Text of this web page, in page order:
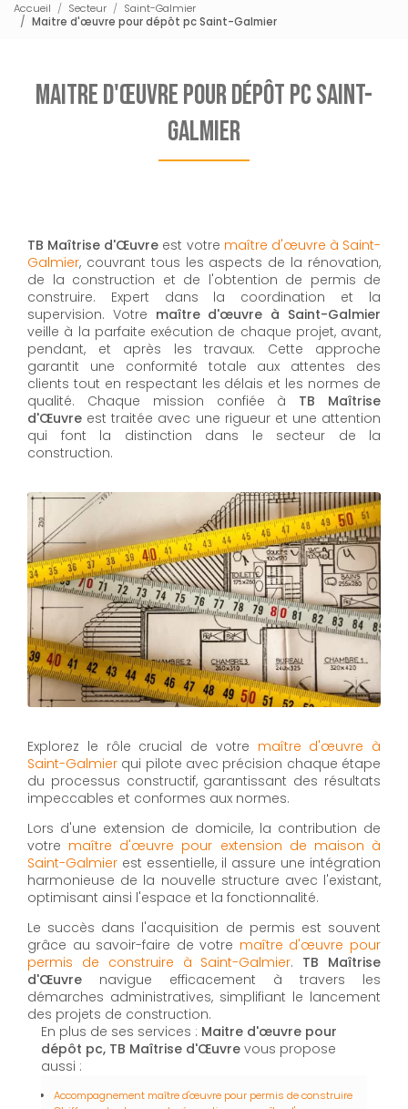
Accueil Secteur
Saint-Galmier
Maitre d'œuvre pour dépôt pc Saint-Galmier
Maitre d'œuvre pour dépôt pc Saint-
Galmier
TB Maîtrise d'Œuvre est votre maître d'œuvre à Saint-
Galmier, couvrant tous les aspects de la rénovation,
de la construction et de l'obtention de permis de
construire. Expert dans la coordination et la
supervision. Votre maître d'œuvre à Saint-Galmier
veille à la parfaite exécution de chaque projet, avant,
pendant, et après les travaux. Cette approche
garantit une conformité totale aux attentes des
clients tout en respectant les délais et les normes de
qualité. Chaque mission confiée à TB Maîtrise
d'Œuvre est traitée avec une rigueur et une attention
qui font la distinction dans le secteur de la
construction.
Explorez le rôle crucial de votre maître d'œuvre à
Saint-Galmier qui pilote avec précision chaque étape
du processus constructif, garantissant des résultats
impeccables et conformes aux normes.
Lors d'une extension de domicile, la contribution de
votre maître d'œuvre pour extension de maison à
Saint-Galmier est essentielle, il assure une intégration
harmonieuse de la nouvelle structure avec l'existant,
optimisant ainsi l'espace et la fonctionnalité.
Le succès dans l'acquisition de permis est souvent
grâce au savoir-faire de votre maître d'œuvre pour
permis de construire à Saint-Galmier. TB Maîtrise
d'Œuvre navigue efficacement à travers les
démarches administratives, simplifiant le lancement
des projets de construction.
En plus de ses services : Maitre d'œuvre pour
dépôt pc, TB Maîtrise d'Œuvre vous propose
aussi :
Accompagnement maître d'œuvre pour permis de construire